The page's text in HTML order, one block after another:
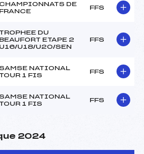
CHAMPIONNATS DE
FRANCE
FFS
TROPHEE DU
BEAUFORT ETAPE 2
U16/U18/U20/SEN
FFS
NATIONAL
TOUR 1 FIS
FFS
NATIONAL
TOUR 1 FIS
FFS
2024